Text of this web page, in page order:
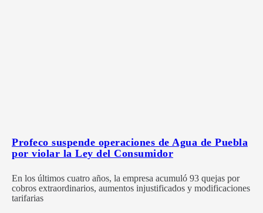
Profeco suspende operaciones de Agua de Puebla
por violar la Ley del Consumidor
En los últimos cuatro años, la empresa acumuló 93 quejas por
cobros extraordinarios, aumentos injustificados y modificaciones
tarifarias